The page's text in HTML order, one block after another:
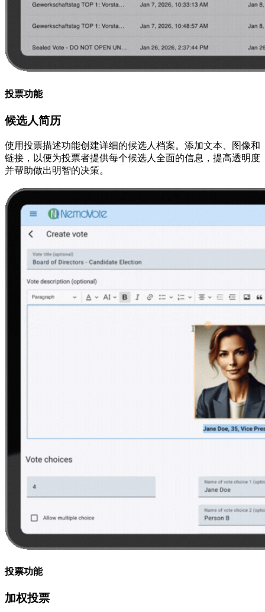
投票功能
候选人简历
使用投票描述功能创建详细的候选人档案。添加文本、图像和
链接，以便为投票者提供每个候选人全面的信息，提高透明度
并帮助做出明智的决策。
投票功能
加权投票